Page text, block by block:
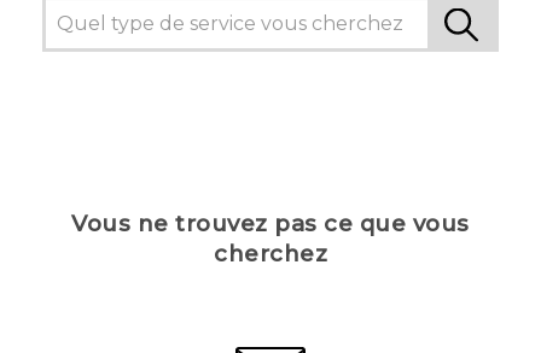
Vous ne trouvez pas ce que vous
cherchez